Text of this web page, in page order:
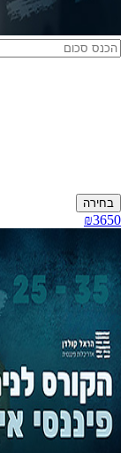
בחירה
₪3650